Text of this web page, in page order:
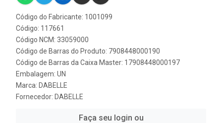
Código do Fabricante: 1001099
Código: 117661
Código NCM: 33059000
Código de Barras do Produto: 7908448000190
Código de Barras da Caixa Master: 17908448000197
Embalagem: UN
Marca: DABELLE
Fornecedor: DABELLE
Faça seu login ou